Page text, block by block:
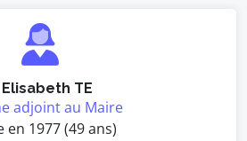
Elisabeth TE
adjoint au Maire
en 1977 (49 ans)